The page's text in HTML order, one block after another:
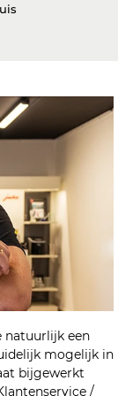
natuurlijk een
mogelijk in
bijgewerkt
/